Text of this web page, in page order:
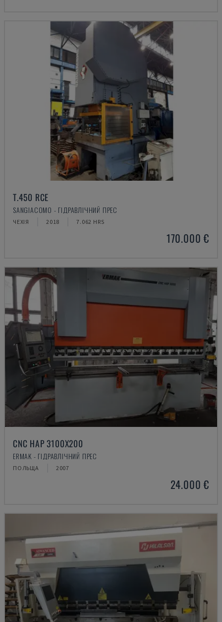
T.450 RCE
SANGIACOMO - ГІДРАВЛІЧНИЙ ПРЕС
ЧЕХІЯ 2018 7.062 HRS
170.000 €
CNC HAP 3100X200
ERMAK - ГІДРАВЛІЧНИЙ ПРЕС
ПОЛЬЩА 2007
24.000 €